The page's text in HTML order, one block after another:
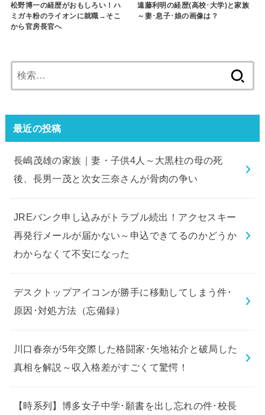
松野博一の経歴がおもしろい！ハ
ミガキ粉のライオンに就職→そこ
から官房長官へ
遠藤利明の経歴(高校･大学)と家族
～妻･息子･娘の画像は？
索:
最近の投稿
長嶋茂雄の家族｜妻・子供4人～大黒柱の母の死
後、長男一茂と次女三奈さんが骨肉の争い
JREバンク申し込みがトラブル続出！アクセスキー
再発行メールが届かない～申込できてるのかどうか
わからなくて不安になった
デスクトップアイコンが勝手に移動してしまう件･
原因･対処方法（忘備録）
川口春奈が5年交際した格闘家･矢地祐介と破局した
真相を解説～収入格差がすごくて驚愕！
【時系列】博多女子中学･願書を出し忘れの件･校長